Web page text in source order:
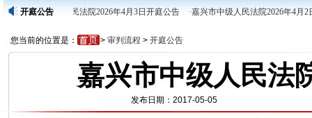
开庭公告
·嘉兴市中级人民法院2026年4月3日开庭公告 ·嘉兴市中级人民法院2026年4月2
您当前的位置是： > 审判流程 > 开庭公告
嘉兴市中级人民法
发布日期：2017-05-05